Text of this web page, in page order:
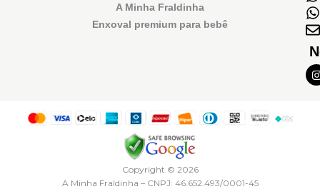
A Minha Fraldinha
Enxoval premium para bebê
I
s
Copyright © 2026
A Minha Fraldinha – CNPJ: 46.652.493/0001-45